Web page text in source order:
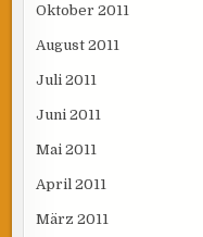
Oktober 2011
August 2011
Juli 2011
Juni 2011
Mai 2011
April 2011
März 2011